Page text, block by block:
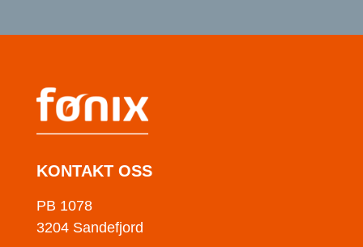
KONTAKT OSS
PB 1078
3204 Sandefjord